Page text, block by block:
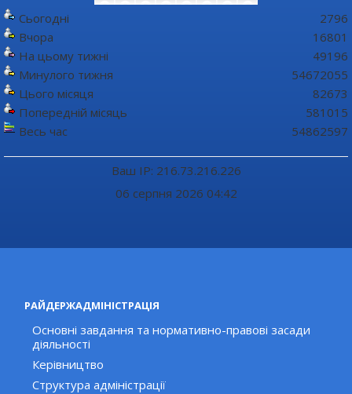
Сьогодні
Вчора
На цьому тижні
Минулого тижня
Цього місяця
Попередній місяць
Весь час
2796
16801
49196
54672055
82673
581015
54862597
Ваш IP: 216.73.216.226
06 серпня 2026 04:42
РАЙДЕРЖАДМІНІСТРАЦІЯ
Основні завдання та нормативно-правові засади
діяльності
Керівництво
Структура адміністрації